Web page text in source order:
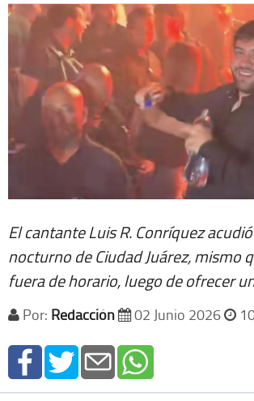
El cantante Luis R. Conríquez
nocturno de Ciudad Juárez, mismo
fuera de horario, luego de ofrecer
Por: Redacción 02 Junio 2026